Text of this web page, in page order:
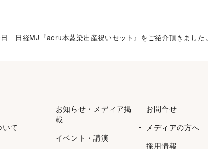
日経MJ『aeru本藍染出産祝いセット』をご紹介頂きました。
いて
お知らせ・メディア掲
載
イベント・講演
お問合せ
メディアの方へ
採用情報